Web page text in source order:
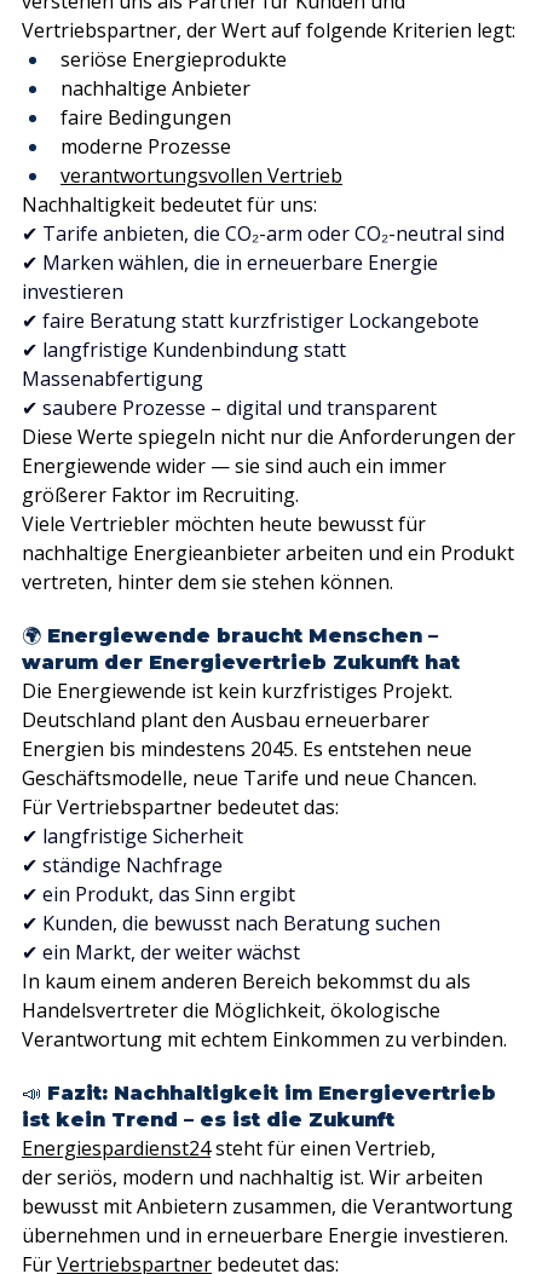
Vertriebspartner, der Wert auf folgende Kriterien legt:
seriöse Energieprodukte
nachhaltige Anbieter
faire Bedingungen
moderne Prozesse
verantwortungsvollen Vertrieb
Nachhaltigkeit bedeutet für uns:
✔ Tarife anbieten, die CO₂-arm oder CO₂-neutral sind
✔ Marken wählen, die in erneuerbare Energie
investieren
✔ faire Beratung statt kurzfristiger Lockangebote
✔ langfristige Kundenbindung statt
Massenabfertigung
✔ saubere Prozesse – digital und transparent
Diese Werte spiegeln nicht nur die Anforderungen der
Energiewende wider — sie sind auch ein immer
größerer Faktor im Recruiting.
Viele Vertriebler möchten heute bewusst für
nachhaltige Energieanbieter arbeiten und ein Produkt
vertreten, hinter dem sie stehen können.
🌍 Energiewende braucht Menschen –
warum der Energievertrieb Zukunft hat
Die Energiewende ist kein kurzfristiges Projekt.
Deutschland plant den Ausbau erneuerbarer
Energien bis mindestens 2045. Es entstehen neue
Geschäftsmodelle, neue Tarife und neue Chancen.
Für Vertriebspartner bedeutet das:
✔ langfristige Sicherheit
✔ ständige Nachfrage
✔ ein Produkt, das Sinn ergibt
✔ Kunden, die bewusst nach Beratung suchen
✔ ein Markt, der weiter wächst
In kaum einem anderen Bereich bekommst du als
Handelsvertreter die Möglichkeit, ökologische
Verantwortung mit echtem Einkommen zu verbinden.
📣 Fazit: Nachhaltigkeit im Energievertrieb
ist kein Trend – es ist die Zukunft
Energiespardienst24 steht für einen Vertrieb,
der seriös, modern und nachhaltig ist. Wir arbeiten
bewusst mit Anbietern zusammen, die Verantwortung
übernehmen und in erneuerbare Energie investieren.
Für Vertriebspartner bedeutet das: